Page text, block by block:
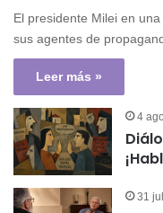
El presidente Milei en
sus agentes de
Leer más »
4
31